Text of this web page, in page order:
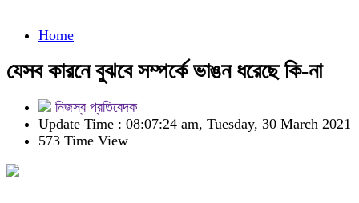
Home
যেসব কারনে বুঝবে সম্পর্কে ভাঙন ধরেছে কি-না
নিজস্ব প্রতিবেদক
Update Time : 08:07:24 am, Tuesday, 30 March 2021
573 Time View